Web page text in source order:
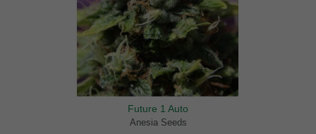
Future 1 Auto
Anesia Seeds